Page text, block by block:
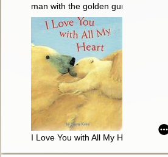
man with the golden gun
I Love You with All My Heart